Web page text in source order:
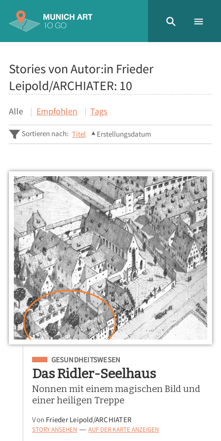
Stories von Autor:in Frieder
Leipold/ARCHIATER: 10
Alle Empfohlen Tags
Sortieren nach: Titel Erstellungsdatum
Eingeordnet unter
GESUNDHEITSWESEN
Das Ridler-Seelhaus
Nonnen mit einem magischen Bild und
einer heiligen Treppe
Von Frieder Leipold/ARCHIATER
STORY ANSEHEN — AUF DER KARTE ANZEIGEN